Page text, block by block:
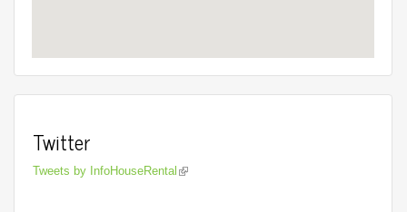
Twitter
Tweets by InfoHouseRental